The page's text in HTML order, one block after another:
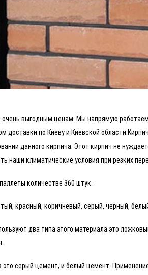
выгодным ценам. Мы напрямую
доставки по Киеву и Киевской
данного кирпича. Этот кирпич не
наши климатические условия при резких
количестве 360 штук.
красный, коричневый, серый, черный,
два типа этого материала это
серый цемент, и белый цемент.